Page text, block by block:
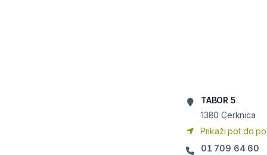
TABOR 5
1380 Cerknica
Prikaži pot do
01 709 64 60